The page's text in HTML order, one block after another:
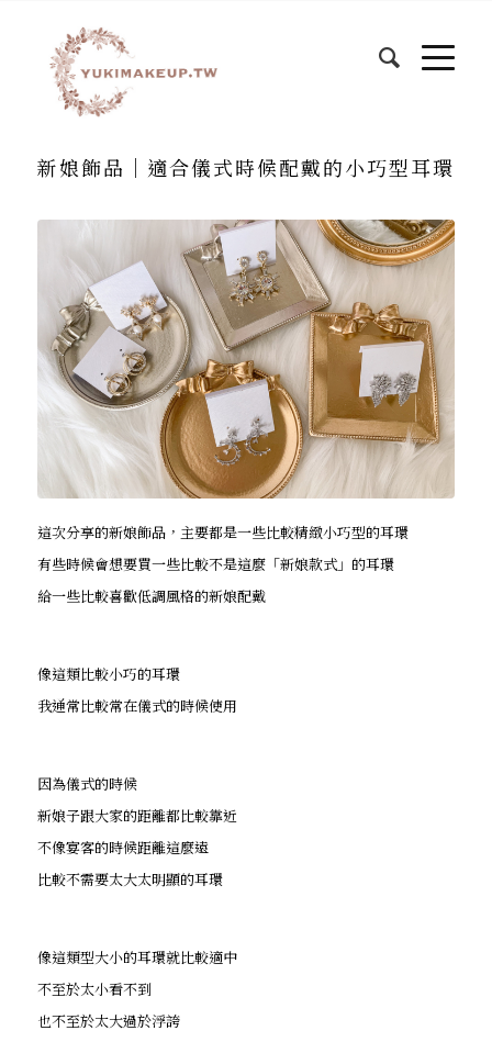
新娘飾品｜適合儀式時候配戴的小巧型耳環
這次分享的新娘飾品，主要都是一些比較精緻小巧型的耳環
有些時候會想要買一些比較不是這麼「新娘款式」的耳環
給一些比較喜歡低調風格的新娘配戴
像這類比較小巧的耳環
我通常比較常在儀式的時候使用
因為儀式的時候
新娘子跟大家的距離都比較靠近
不像宴客的時候距離這麼遠
比較不需要太大太明顯的耳環
像這類型大小的耳環就比較適中
不至於太小看不到
也不至於太大過於浮誇